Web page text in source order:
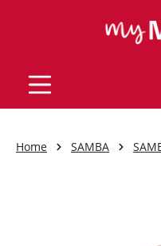
Home SAMBA